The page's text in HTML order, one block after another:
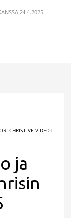
24.4.2025
CHRIS LIVE-VIDEOT
ja